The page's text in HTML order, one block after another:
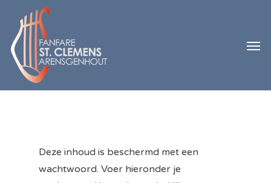
main
content
Deze inhoud is beschermd met een
wachtwoord. Voer hieronder je